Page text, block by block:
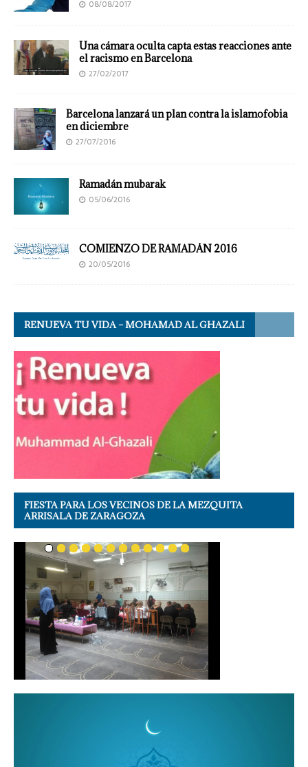
08/08/2017
Una cámara oculta capta estas reacciones ante
el racismo en Barcelona
27/02/2017
Barcelona lanzará un plan contra la islamofobia
en diciembre
27/07/2016
Ramadán mubarak
05/06/2016
COMIENZO DE RAMADÁN 2016
20/05/2016
RENUEVA TU VIDA – MOHAMAD AL GHAZALI
FIESTA PARA LOS VECINOS DE LA MEZQUITA
ARRISALA DE ZARAGOZA